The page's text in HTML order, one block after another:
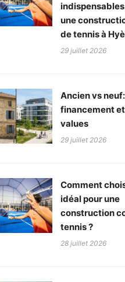
une
de tennis à
29 juillet 2026
Ancien vs neuf:
financement
values
29 juillet 2026
Comment
idéal pour une
construction
tennis ?
28 juillet 2026